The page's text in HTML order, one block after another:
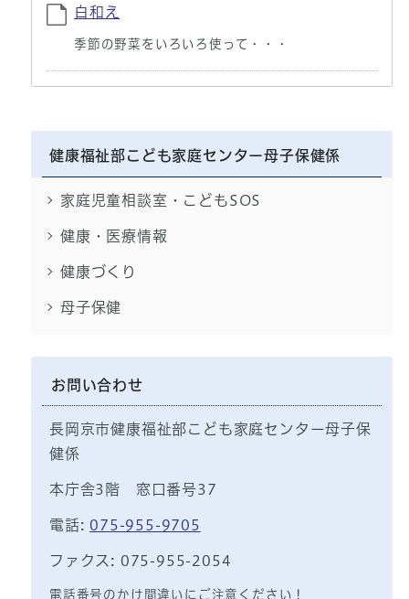
白和え
季節の野菜をいろいろ使って・・・
健康福祉部こども家庭センター母子保健係
家庭児童相談室・こどもSOS
健康・医療情報
健康づくり
母子保健
お問い合わせ
長岡京市健康福祉部こども家庭センター母子保
健係
本庁舎3階 窓口番号37
電話: 075-955-9705
ファクス: 075-955-2054
電話番号のかけ間違いにご注意ください！